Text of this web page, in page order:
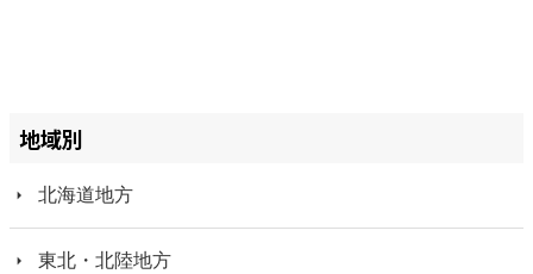
地域別
北海道地方
東北・北陸地方